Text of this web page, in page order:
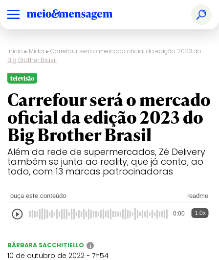
Início ▸ Mídia ▸Carrefour será o mercado oficial da edição 2023 do
Big Brother Brasil
televisão
Carrefour será o mercado
oficial da edição 2023 do
Big Brother Brasil
Além da rede de supermercados, Zé Delivery
também se junta ao reality, que já conta, ao
todo, com 13 marcas patrocinadoras
ouça este conteúdo readme
0:00 1.0x
BÁRBARA SACCHITIELLO i
10 de outubro de 2022 - 7h54